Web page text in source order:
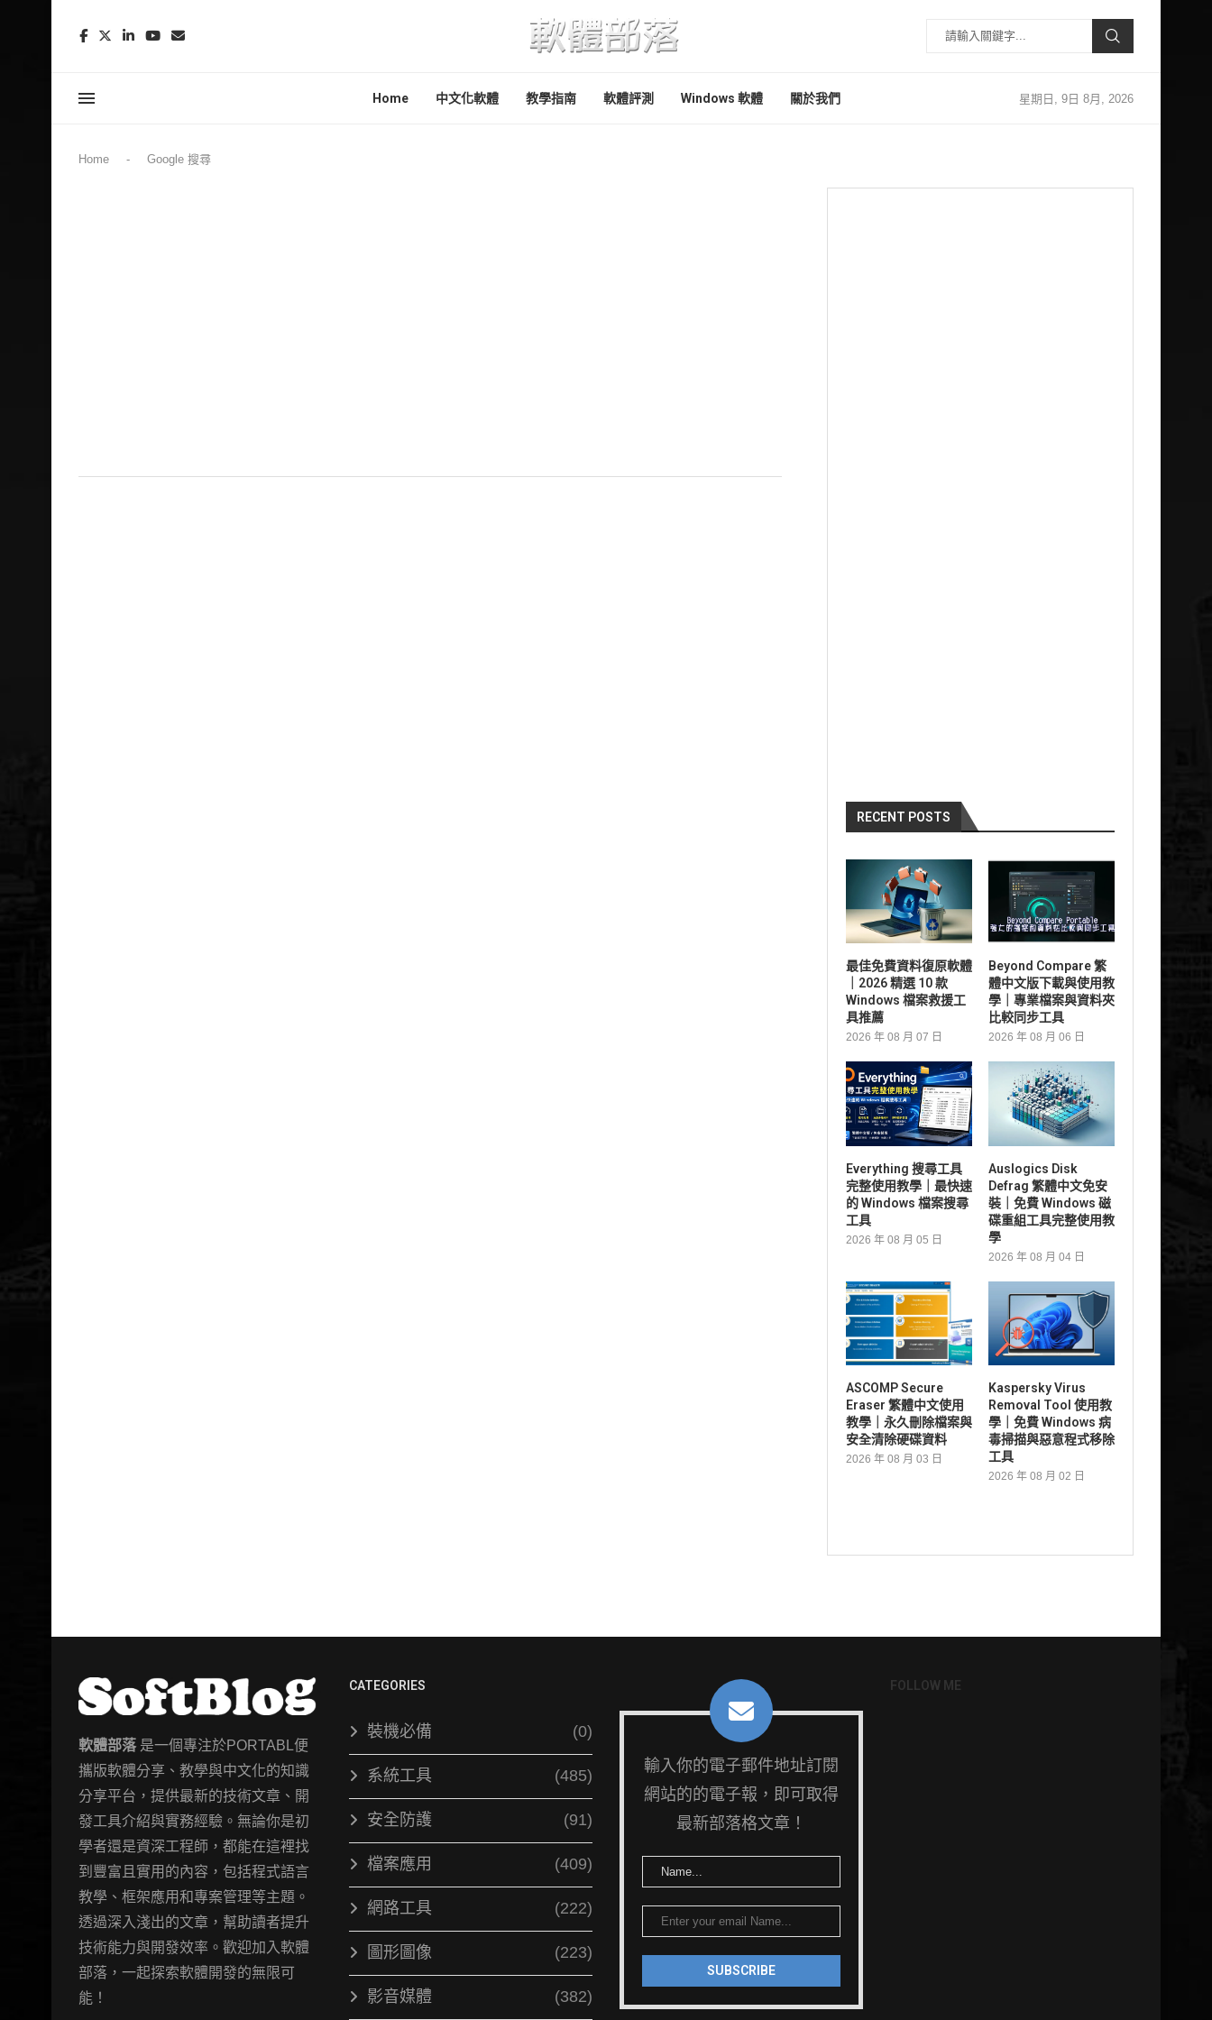
Home 中文化軟體 教學指南 軟體評測 Windows 軟體 關於我們 星期日, 9日 8月, 2026
Home - Google 搜尋
RECENT POSTS
最佳免費資料復原軟體
｜2026 精選 10 款
Windows 檔案救援工
具推薦
2026 年 08 月 07 日
Beyond Compare 繁
體中文版下載與使用教
學｜專業檔案與資料夾
比較同步工具
2026 年 08 月 06 日
Everything 搜尋工具
完整使用教學｜最快速
的 Windows 檔案搜尋
工具
2026 年 08 月 05 日
Auslogics Disk
Defrag 繁體中文免安
裝｜免費 Windows 磁
碟重組工具完整使用教
學
2026 年 08 月 04 日
ASCOMP Secure
Eraser 繁體中文使用
教學｜永久刪除檔案與
安全清除硬碟資料
2026 年 08 月 03 日
Kaspersky Virus
Removal Tool 使用教
學｜免費 Windows 病
毒掃描與惡意程式移除
工具
2026 年 08 月 02 日
軟體部落是一個專注於PORTABL便
攜版軟體分享、教學與中文化的知識
分享平台，提供最新的技術文章、開
發工具介紹與實務經驗。無論你是初
學者還是資深工程師，都能在這裡找
到豐富且實用的內容，包括程式語言
教學、框架應用和專案管理等主題。
透過深入淺出的文章，幫助讀者提升
技術能力與開發效率。歡迎加入軟體
部落，一起探索軟體開發的無限可
能！
CATEGORIES
裝機必備 (0)
系統工具 (485)
安全防護 (91)
檔案應用 (409)
網路工具 (222)
圖形圖像 (223)
影音媒體 (382)
輸入你的電子郵件地址訂閱
網站的的電子報，即可取得
最新部落格文章！
FOLLOW ME